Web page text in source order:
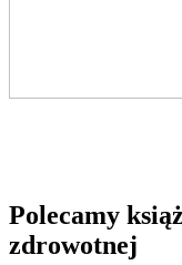
Polecamy
zdrowotnej